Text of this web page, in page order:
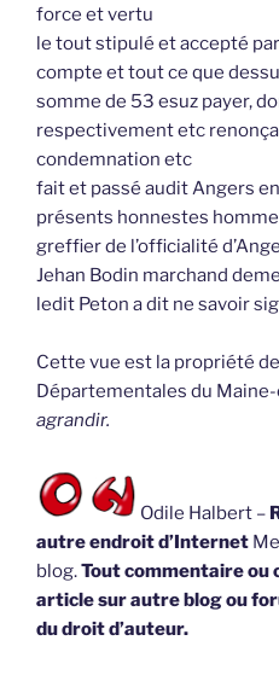
force et vertu
le tout stipulé et accepté
compte et tout ce que
somme de 53 esuz payer,
respectivement etc
condemnation etc
fait et passé audit Angers
présents honnestes
greffier de l’officialité
Jehan Bodin marchand
ledit Peton a dit ne savoir
Cette vue est la propriété
Départementales du
agrandir.
Odile Halbert –
autre endroit d’Internet
blog.Tout commentaire ou
article sur autre blog ou
du droit d’auteur.